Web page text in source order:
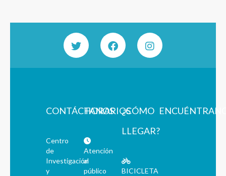
CONTÁCTANOS
Centro
de
Investigación
y
HORARIOS
Atención
al
público
¿CÓMO
LLEGAR?
BICICLETA